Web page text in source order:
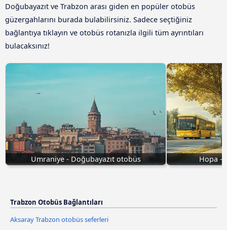
Doğubayazıt ve Trabzon arası giden en popüler otobüs
güzergahlarını burada bulabilirsiniz. Sadece seçtiğiniz
bağlantıya tıklayın ve otobüs rotanızla ilgili tüm ayrıntıları
bulacaksınız!
Umraniye - Doğubayazıt otobüs Hopa -
Trabzon Otobüs Bağlantıları
Aksaray Trabzon otobüs seferleri